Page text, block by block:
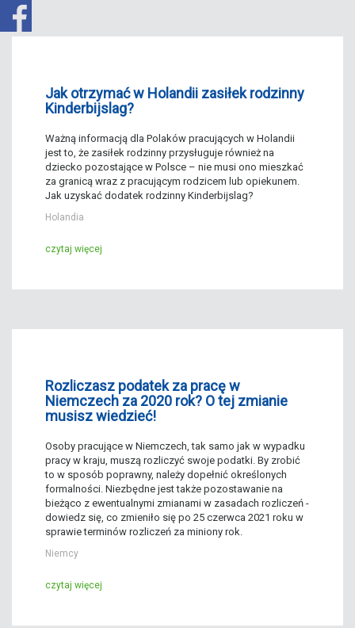
Jak otrzymać w Holandii zasiłek rodzinny
Kinderbijslag?
Ważną informacją dla Polaków pracujących w Holandii
jest to, że zasiłek rodzinny przysługuje również na
dziecko pozostające w Polsce – nie musi ono mieszkać
za granicą wraz z pracującym rodzicem lub opiekunem.
Jak uzyskać dodatek rodzinny Kinderbijslag?
Holandia
czytaj więcej
Rozliczasz podatek za pracę w
Niemczech za 2020 rok? O tej zmianie
musisz wiedzieć!
Osoby pracujące w Niemczech, tak samo jak w wypadku
pracy w kraju, muszą rozliczyć swoje podatki. By zrobić
to w sposób poprawny, należy dopełnić określonych
formalności. Niezbędne jest także pozostawanie na
bieżąco z ewentualnymi zmianami w zasadach rozliczeń -
dowiedz się, co zmieniło się po 25 czerwca 2021 roku w
sprawie terminów rozliczeń za miniony rok.
Niemcy
czytaj więcej